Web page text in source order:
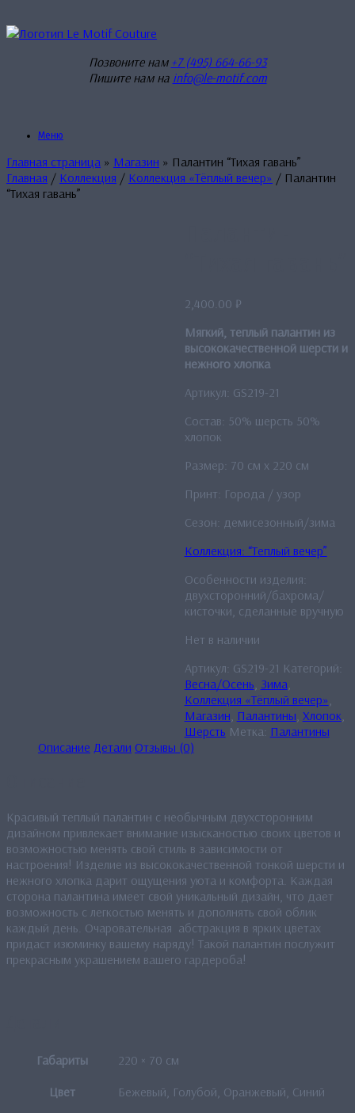
к
Позвоните нам +7 (495) 664-66-93
Пишите нам на info@le-motif.com
Меню
Главная страница » Магазин » Палантин “Тихая гавань”
Главная / Коллекция / Коллекция «Тёплый вечер» / Палантин
“Тихая гавань”
2,400.00 ₽
Мягкий, теплый палантин из
высококачественной шерсти и
нежного хлопка
Артикул: GS219-21
Состав: 50% шерсть 50%
хлопок
Размер: 70 см x 220 см
Принт: Города / узор
Сезон: демисезонный/зима
Коллекция: “Теплый вечер”
Особенности изделия:
двухсторонний/бахрома/
кисточки, сделанные вручную
Нет в наличии
Артикул: GS219-21 Категорий:
Весна/Осень Зима
Коллекция «Тёплый вечер»
Магазин Палантины Хлопок
Шерсть Метка: Палантины
Описание Детали Отзывы (0)
Красивый теплый палантин с необычным двухсторонним
дизайном привлекает внимание изысканостью своих цветов и
возможностью менять свой стиль в зависимости от
настроения! Изделие из высококачественной тонкой шерсти и
нежного хлопка дарит ощущения уюта и комфорта. Каждая
сторона палантина имеет свой уникальный дизайн, что дает
возможность с легкостью менять и дополнять свой облик
каждый день. Очаровательная абстракция в ярких цветах
придаст изюминку вашему наряду! Такой палантин послужит
прекрасным украшением вашего гардероба!
Габариты
220 × 70 см
Цвет
Бежевый, Голубой, Оранжевый, Синий